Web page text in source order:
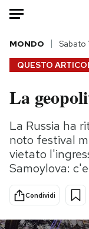
HOME
Italia
Politica
Tecnologia
Internet
Scienza
Cultura
Economia
QUESTO
MONDO Sabato
La
La Russia ha
noto festival
vietato
Samoylova:
Condividi